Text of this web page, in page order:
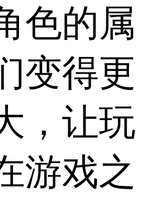
色的属
变得更
，让玩
游戏之